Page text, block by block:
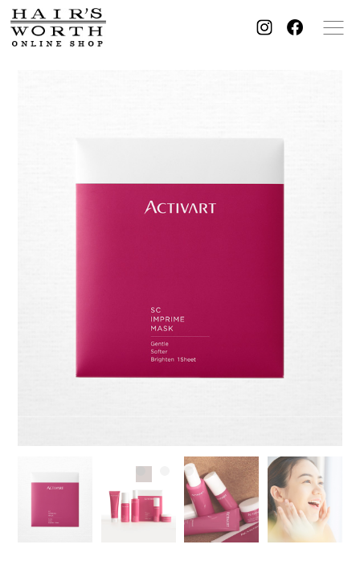
Supplement Beauty tool
美容器具・その他
お買物の仕方
カートを見る